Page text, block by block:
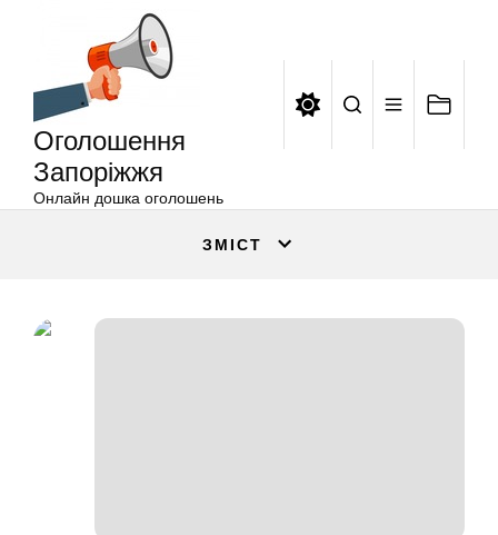
Оголошення
Запоріжжя
Онлайн дошка оголошень
ЗМІСТ